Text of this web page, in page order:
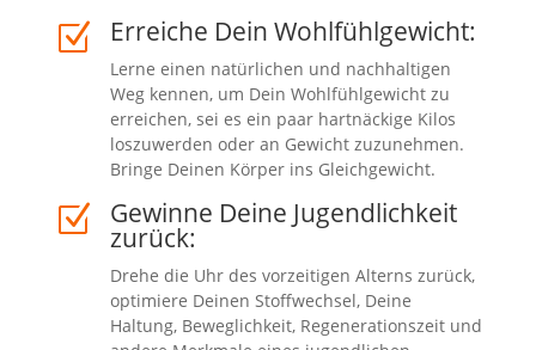
Z Erreiche Dein Wohlfühlgewicht:
Lerne einen natürlichen und nachhaltigen
Weg kennen, um Dein Wohlfühlgewicht zu
erreichen, sei es ein paar hartnäckige Kilos
loszuwerden oder an Gewicht zuzunehmen.
Bringe Deinen Körper ins Gleichgewicht.
Z Gewinne Deine Jugendlichkeit
zurück:
Drehe die Uhr des vorzeitigen Alterns zurück,
optimiere Deinen Stoffwechsel, Deine
Haltung, Beweglichkeit, Regenerationszeit und